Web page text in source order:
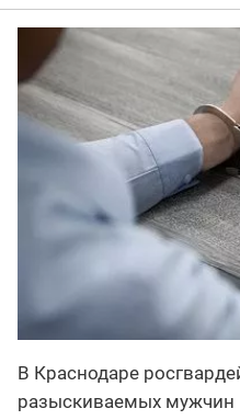
В Краснодаре
разыскиваемых мужчин